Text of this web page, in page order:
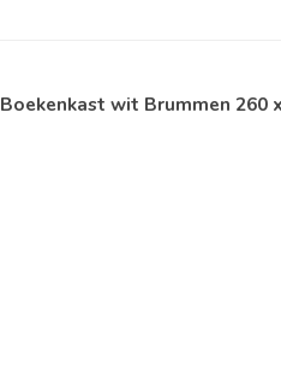
Boekenkast wit Brummen 260